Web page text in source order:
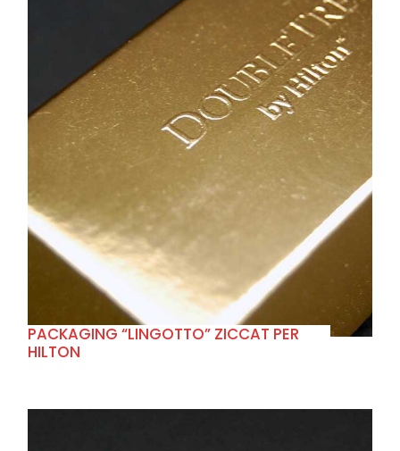
PACKAGING “LINGOTTO” ZICCAT PER
HILTON